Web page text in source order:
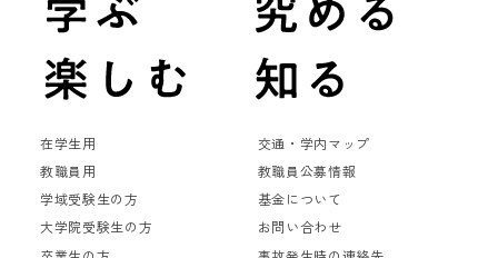
在学生用
教職員用
学域受験生の方
大学院受験生の方
交通・学内マップ
教職員公募情報
基金について
お問い合わせ